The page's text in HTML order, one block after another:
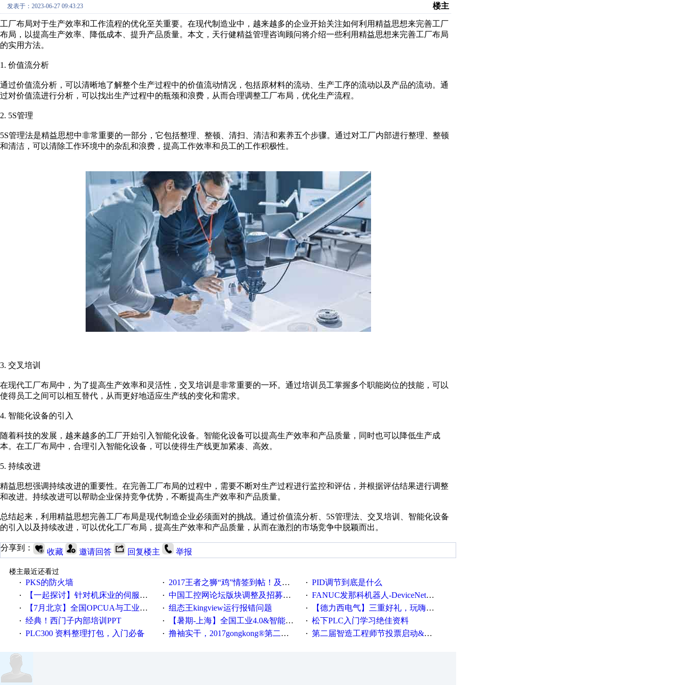
发表于：2023-06-27 09:43:23 楼主
工厂布局对于生产效率和工作流程的优化至关重要。在现代制造业中，越来越多的企业开始关注如何利用精益思想来完善工厂
布局，以提高生产效率、降低成本、提升产品质量。本文，天行健精益管理咨询顾问将介绍一些利用精益思想来完善工厂布局
的实用方法。
1. 价值流分析
通过价值流分析，可以清晰地了解整个生产过程中的价值流动情况，包括原材料的流动、生产工序的流动以及产品的流动。通
过对价值流进行分析，可以找出生产过程中的瓶颈和浪费，从而合理调整工厂布局，优化生产流程。
2. 5S管理
5S管理法是精益思想中非常重要的一部分，它包括整理、整顿、清扫、清洁和素养五个步骤。通过对工厂内部进行整理、整顿
和清洁，可以清除工作环境中的杂乱和浪费，提高工作效率和员工的工作积极性。
3. 交叉培训
在现代工厂布局中，为了提高生产效率和灵活性，交叉培训是非常重要的一环。通过培训员工掌握多个职能岗位的技能，可以
使得员工之间可以相互替代，从而更好地适应生产线的变化和需求。
4. 智能化设备的引入
随着科技的发展，越来越多的工厂开始引入智能化设备。智能化设备可以提高生产效率和产品质量，同时也可以降低生产成
本。在工厂布局中，合理引入智能化设备，可以使得生产线更加紧凑、高效。
5. 持续改进
精益思想强调持续改进的重要性。在完善工厂布局的过程中，需要不断对生产过程进行监控和评估，并根据评估结果进行调整
和改进。持续改进可以帮助企业保持竞争优势，不断提高生产效率和产品质量。
总结起来，利用精益思想完善工厂布局是现代制造企业必须面对的挑战。通过价值流分析、5S管理法、交叉培训、智能化设备
的引入以及持续改进，可以优化工厂布局，提高生产效率和产品质量，从而在激烈的市场竞争中脱颖而出。
分享到： 收藏 邀请回答 回复楼主 举报
楼主最近还看过
· PKS的防火墙 · 2017王者之狮“鸡”情签到帖！及时更新在线研讨会预告 · PID调节到底是什么
· 【一起探讨】针对机床业的伺服系统发展，您的期望是什么？ · 中国工控网论坛版块调整及招募版主公告 · FANUC发那科机器人-DeviceNet通信使用手册(中文)
· 【7月北京】全国OPCUA与工业互联技术培训班通知！ · 组态王kingview运行报错问题 · 【德力西电气】三重好礼，玩嗨夏日！
· 经典！西门子内部培训PPT · 【暑期-上海】全国工业4.0&智能制造高级培训班通知！ · 松下PLC入门学习绝佳资料
· PLC300 资料整理打包，入门必备 · 撸袖实干，2017gongkong®第二届智造工程师节正式起航！ · 第二届智造工程师节投票启动&周周有礼！